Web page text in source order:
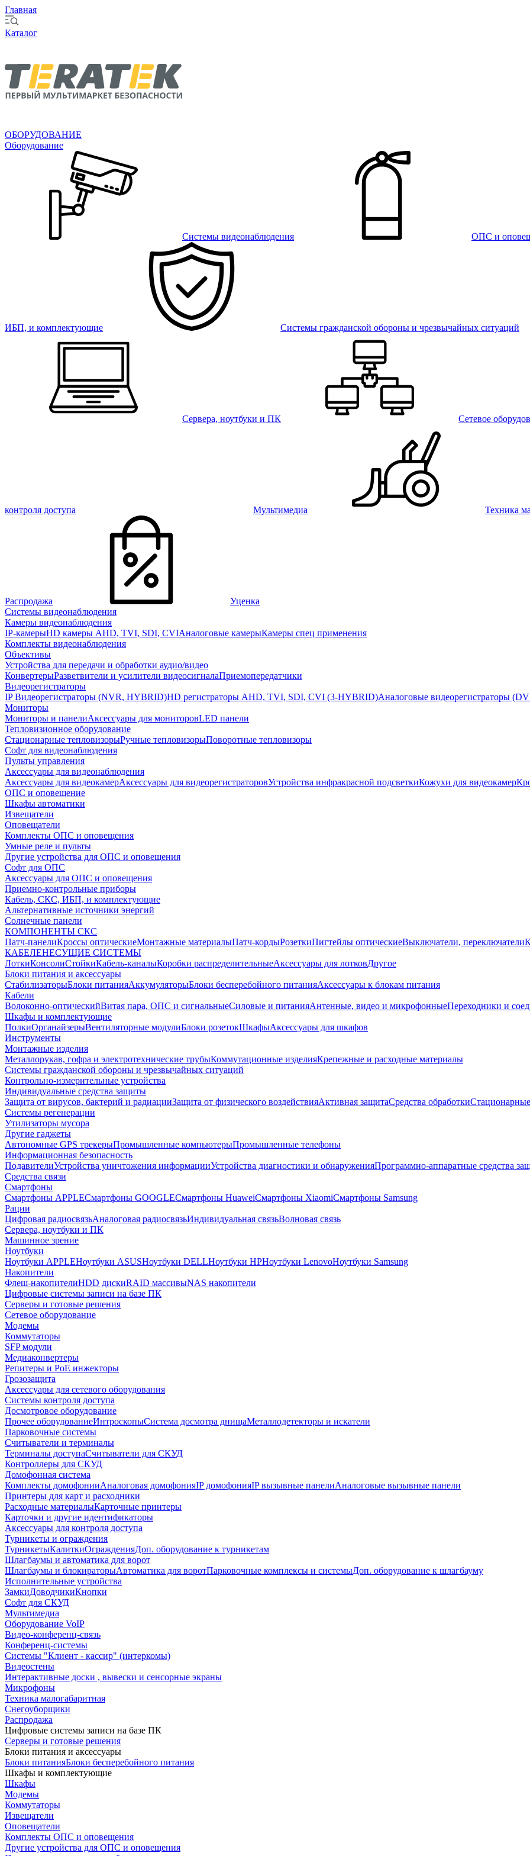
Главная
Каталог
ОБОРУДОВАНИЕ
Оборудование
Системы видеонаблюдения ОПС и
ИБП, и комплектующие Системы гражданской обороны и чрезвычайных ситуаций
Сервера, ноутбуки и ПК Сетевое
контроля доступа Мультимедиа Техника
Распродажа
Уценка
Системы видеонаблюдения
Камеры видеонаблюдения
IP-камерыHD камеры AHD, TVI, SDI, CVIАналоговые камерыКамеры спец применения
Комплекты видеонаблюдения
Объективы
Устройства для передачи и обработки аудио/видео
КонвертерыРазветвители и усилители видеосигналаПриемопередатчики
Видеорегистраторы
IP Видеорегистраторы (NVR, HYBRID)HD регистраторы AHD, TVI, SDI, CVI (3-HYBRID)Аналоговые видеорегистраторы
Мониторы
Мониторы и панелиАксессуары для мониторовLED панели
Тепловизионное оборудование
Стационарные тепловизорыРучные тепловизорыПоворотные тепловизоры
Софт для видеонаблюдения
Пульты управления
Аксессуары для видеонаблюдения
Аксессуары для видеокамерАксессуары для видеорегистраторовУстройства инфракрасной подсветкиКожухи для видеокамер
ОПС и оповещение
Шкафы автоматики
Извещатели
Оповещатели
Комплекты ОПС и оповещения
Умные реле и пульты
Другие устройства для ОПС и оповещения
Софт для ОПС
Аксессуары для ОПС и оповещения
Приемно-контрольные приборы
Кабель, СКС, ИБП, и комплектующие
Альтернативные источники энергий
Солнечные панели
КОМПОНЕНТЫ СКС
Патч-панелиКроссы оптическиеМонтажные материалыПатч-кордыРозеткиПигтейлы оптическиеВыключатели, переключатели
КАБЕЛЕНЕСУЩИЕ СИСТЕМЫ
ЛоткиКонсолиСтойкиКабель-каналыКоробки распределительныеАксессуары для лотковДругое
Блоки питания и аксессуары
СтабилизаторыБлоки питанияАккумуляторыБлоки бесперебойного питанияАксессуары к блокам питания
Кабели
Волоконно-оптическийВитая пара, ОПС и сигнальныеСиловые и питанияАнтенные, видео и микрофонныеПереходники и
Шкафы и комплектующие
ПолкиОрганайзерыВентиляторные модулиБлоки розетокШкафыАксессуары для шкафов
Инструменты
Монтажные изделия
Металлорукав, гофра и электротехнические трубыКоммутационные изделияКрепежные и расходные материалы
Системы гражданской обороны и чрезвычайных ситуаций
Контрольно-измерительные устройства
Индивидуальные средства защиты
Защита от вирусов, бактерий и радиацииЗащита от физического воздействияАктивная защитаСредства обработки
Системы регенерации
Утилизаторы мусора
Другие гаджеты
Автономные GPS трекерыПромышленные компьютерыПромышленные телефоны
Информационная безопасность
ПодавителиУстройства уничтожения информацииУстройства диагностики и обнаруженияПрограммно-аппаратные средства
Средства связи
Смартфоны
Смартфоны APPLEСмартфоны GOOGLEСмартфоны HuaweiСмартфоны XiaomiСмартфоны Samsung
Рации
Цифровая радиосвязьАналоговая радиосвязьИндивидуальная связьВолновая связь
Сервера, ноутбуки и ПК
Машинное зрение
Ноутбуки
Ноутбуки APPLEНоутбуки ASUSНоутбуки DELLНоутбуки HPНоутбуки LenovoНоутбуки Samsung
Накопители
Флеш-накопителиHDD дискиRAID массивыNAS накопители
Цифровые системы записи на базе ПК
Серверы и готовые решения
Сетевое оборудование
Модемы
Коммутаторы
SFP модули
Медиаконвертеры
Репитеры и PoE инжекторы
Грозозащита
Аксессуары для сетевого оборудования
Системы контроля доступа
Досмотровое оборудование
Прочее оборудованиеИнтроскопыСистема досмотра днищаМеталлодетекторы и искатели
Парковочные системы
Считыватели и терминалы
Терминалы доступаСчитыватели для СКУД
Контроллеры для СКУД
Домофонная система
Комплекты домофонииАналоговая домофонияIP домофонияIP вызывные панелиАналоговые вызывные панели
Принтеры для карт и расходники
Расходные материалыКарточные принтеры
Карточки и другие идентификаторы
Аксессуары для контроля доступа
Турникеты и ограждения
ТурникетыКалиткиОгражденияДоп. оборудование к турникетам
Шлагбаумы и автоматика для ворот
Шлагбаумы и блокираторыАвтоматика для воротПарковочные комплексы и системыДоп. оборудование к шлагбауму
Исполнительные устройства
ЗамкиДоводчикиКнопки
Софт для СКУД
Мультимедиа
Оборудование VoIP
Видео-конференц-связь
Конференц-системы
Системы "Клиент - кассир" (интеркомы)
Видеостены
Интерактивные доски , вывески и сенсорные экраны
Микрофоны
Техника малогабаритная
Снегоуборщики
Распродажа
Цифровые системы записи на базе ПК
Серверы и готовые решения
Блоки питания и аксессуары
Блоки питанияБлоки бесперебойного питания
Шкафы и комплектующие
Шкафы
Модемы
Коммутаторы
Извещатели
Оповещатели
Комплекты ОПС и оповещения
Другие устройства для ОПС и оповещения